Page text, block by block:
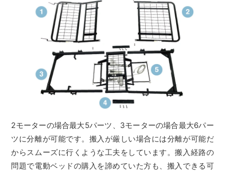
2モーターの場合最大5パーツ、3モーターの場合最大6パー
ツに分離が可能です。搬入が厳しい場合には分離が可能だ
からスムーズに行くような工夫をしています。搬入経路の
問題で電動ベッドの購入を諦めていた方も、搬入できる可